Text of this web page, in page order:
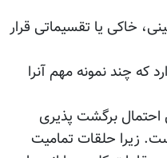
خاکی یا تقسیماتی قرار
که چند نمونه مهم آنرا
احتمال برگشت پذیری
زیرا حلقات تمامیت